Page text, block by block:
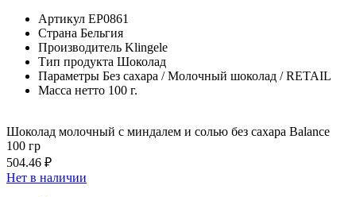
Артикул EP0861
Страна Бельгия
Производитель Klingele
Тип продукта Шоколад
Параметры Без сахара / Молочный шоколад / RETAIL
Масса нетто 100 г.
Шоколад молочный с миндалем и солью без сахара Balance
100 гр
504.46 ₽
Нет в наличии